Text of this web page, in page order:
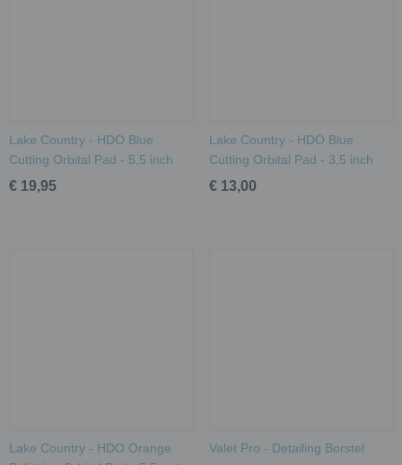
Lake Country - HDO Blue
Cutting Orbital Pad - 5,5 inch
€ 19,95
Lake Country - HDO Blue
Cutting Orbital Pad - 3,5 inch
€ 13,00
Lake Country - HDO Orange
Valet Pro - Detailing Borstel